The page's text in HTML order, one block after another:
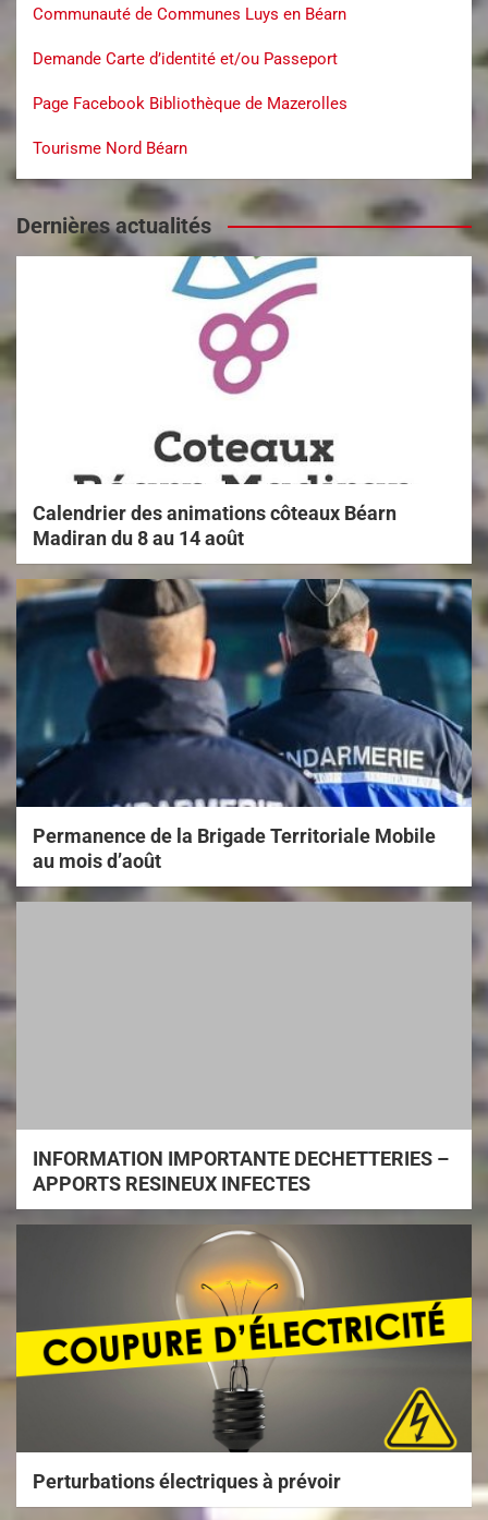
Communauté de Communes Luys en Béarn
Demande Carte d’identité et/ou Passeport
Page Facebook Bibliothèque de Mazerolles
Tourisme Nord Béarn
Dernières actualités
Calendrier des animations côteaux Béarn
Madiran du 8 au 14 août
Permanence de la Brigade Territoriale Mobile
au mois d’août
INFORMATION IMPORTANTE DECHETTERIES –
APPORTS RESINEUX INFECTES
Perturbations électriques à prévoir